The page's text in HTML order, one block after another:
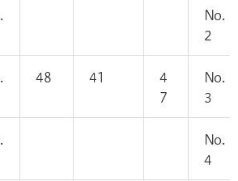
No.
2
48 41
4
7
No.
3
No.
4